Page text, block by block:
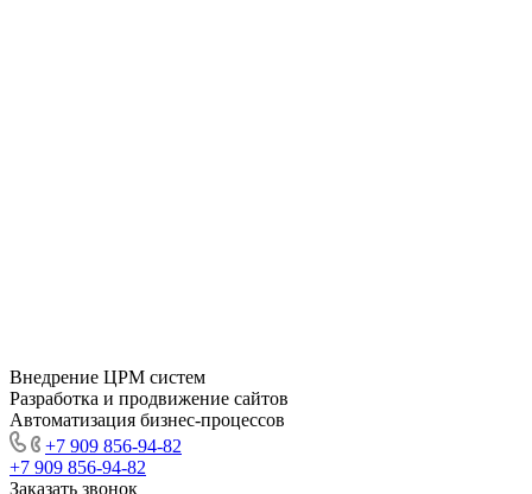
Внедрение ЦРМ систем
Разработка и продвижение сайтов
Автоматизация бизнес-процессов
+7 909 856-94-82
+7 909 856-94-82
Заказать звонок